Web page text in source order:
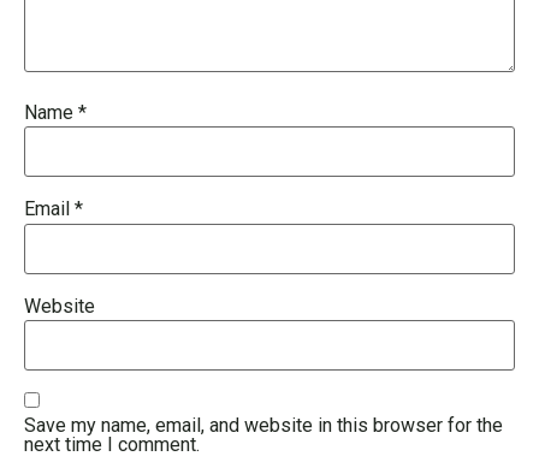
Name *
Email *
Website
Save my name, email, and website in this browser for the
next time I comment.